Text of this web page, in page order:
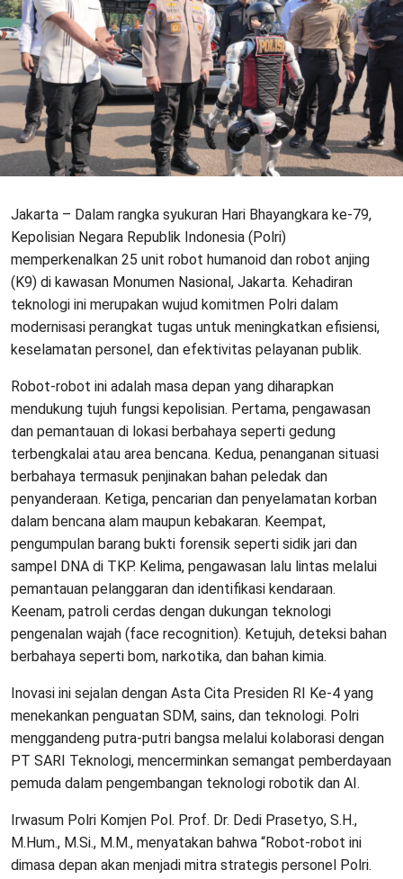
Jakarta – Dalam rangka syukuran Hari Bhayangkara ke-79,
Kepolisian Negara Republik Indonesia (Polri)
memperkenalkan 25 unit robot humanoid dan robot anjing
(K9) di kawasan Monumen Nasional, Jakarta. Kehadiran
teknologi ini merupakan wujud komitmen Polri dalam
modernisasi perangkat tugas untuk meningkatkan efisiensi,
keselamatan personel, dan efektivitas pelayanan publik.
Robot-robot ini adalah masa depan yang diharapkan
mendukung tujuh fungsi kepolisian. Pertama, pengawasan
dan pemantauan di lokasi berbahaya seperti gedung
terbengkalai atau area bencana. Kedua, penanganan situasi
berbahaya termasuk penjinakan bahan peledak dan
penyanderaan. Ketiga, pencarian dan penyelamatan korban
dalam bencana alam maupun kebakaran. Keempat,
pengumpulan barang bukti forensik seperti sidik jari dan
sampel DNA di TKP. Kelima, pengawasan lalu lintas melalui
pemantauan pelanggaran dan identifikasi kendaraan.
Keenam, patroli cerdas dengan dukungan teknologi
pengenalan wajah (face recognition). Ketujuh, deteksi bahan
berbahaya seperti bom, narkotika, dan bahan kimia.
Inovasi ini sejalan dengan Asta Cita Presiden RI Ke-4 yang
menekankan penguatan SDM, sains, dan teknologi. Polri
menggandeng putra-putri bangsa melalui kolaborasi dengan
PT SARI Teknologi, mencerminkan semangat pemberdayaan
pemuda dalam pengembangan teknologi robotik dan AI.
Irwasum Polri Komjen Pol. Prof. Dr. Dedi Prasetyo, S.H.,
M.Hum., M.Si., M.M., menyatakan bahwa “Robot-robot ini
dimasa depan akan menjadi mitra strategis personel Polri.